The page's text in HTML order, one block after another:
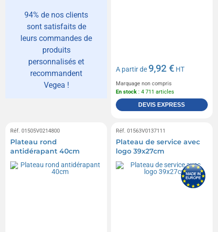
94% de nos clients
sont satisfaits de
leurs commandes de
produits
personnalisés et
recommandent
Vegea !
A partir de 9,92 € HT
Marquage non compris
En stock : 4 711 articles
DEVIS EXPRESS
Réf. 01505V0214800
Plateau rond
antidérapant 40cm
Réf. 01563V0137111
Plateau de service avec
logo 39x27cm